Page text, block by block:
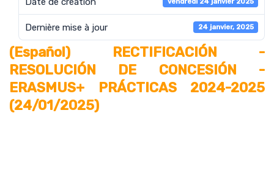
Dernière mise à jour 24 janvier, 2025
(Español) RECTIFICACIÓN -
RESOLUCIÓN DE CONCESIÓN -
ERASMUS+ PRÁCTICAS 2024-2025
(24/01/2025)